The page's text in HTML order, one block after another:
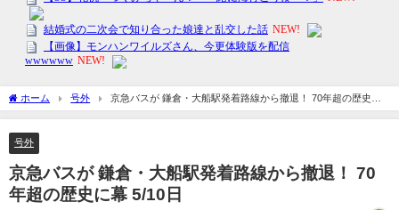
ホーム 号外
京急バスが 鎌倉・大船駅発着路線から撤退！ 70年超の歴史に
幕 5/10日
号外
京急バスが 鎌倉・大船駅発着路線から撤退！ 70
年超の歴史に幕 5/10日